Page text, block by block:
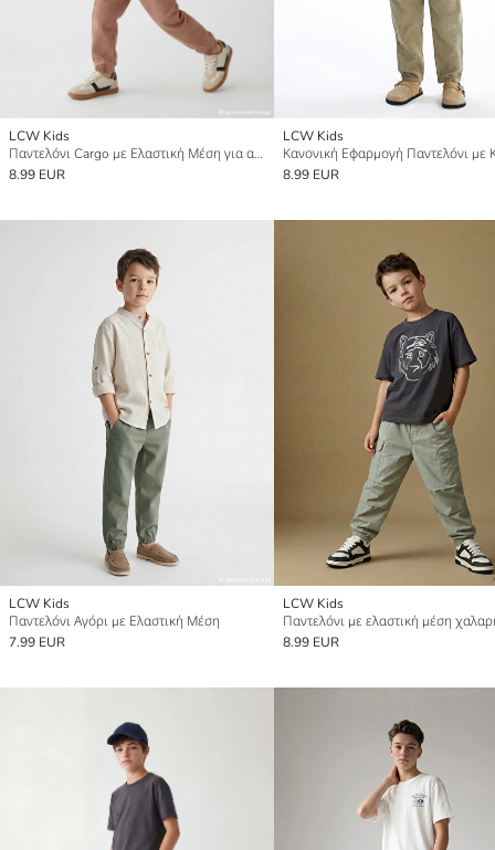
LCW Kids
Παντελόνι Cargo με Ελαστική Μέση για αγόρια
8.99 EUR
LCW Kids
8.99 EUR
LCW Kids
Παντελόνι Αγόρι με Ελαστική Μέση
7.99 EUR
LCW Kids
8.99 EUR